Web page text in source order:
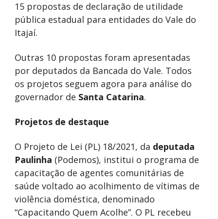
15 propostas de declaração de utilidade
pública estadual para entidades do Vale do
Itajaí.
Outras 10 propostas foram apresentadas
por deputados da Bancada do Vale. Todos
os projetos seguem agora para análise do
governador de Santa Catarina.
Projetos de destaque
O Projeto de Lei (PL) 18/2021, da deputada
Paulinha (Podemos), institui o programa de
capacitação de agentes comunitárias de
saúde voltado ao acolhimento de vítimas de
violência doméstica, denominado
“Capacitando Quem Acolhe”. O PL recebeu